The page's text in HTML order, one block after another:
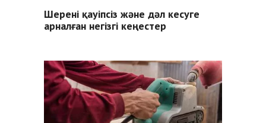
Шерені қауіпсіз және дәл кесуге
арналған негізгі кеңестер